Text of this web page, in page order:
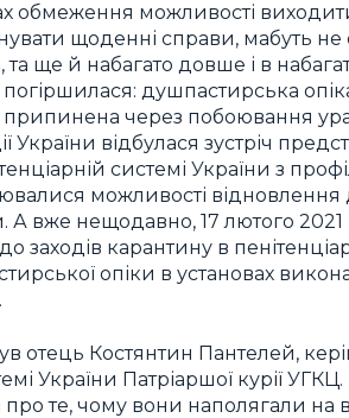
обмеження можливості
щоденні справи, мабуть
ще й набагато довше і в
душпастирська
припинена через побоювання
України відбулася зустріч
системі України з
можливості
А вже нещодавно, 17 лютого 2021
заходів карантину в
опіки в установах
отець Костянтин Пантелей,
України Патріаршої курії
те, чому вони наполягали на